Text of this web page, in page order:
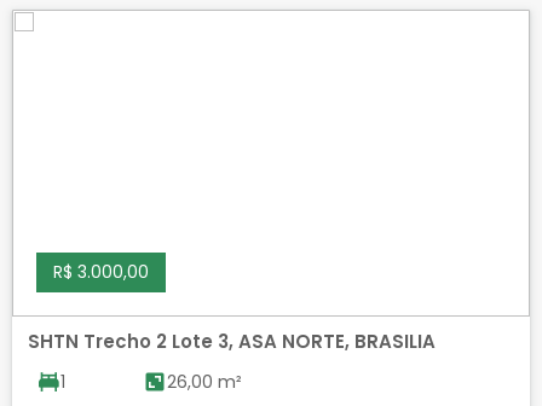
R$ 3.000,00
SHTN Trecho 2 Lote 3, ASA NORTE, BRASILIA
1 26,00 m²